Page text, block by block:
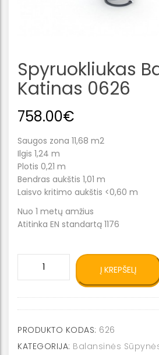
Spyruokliukas
Katinas 0626
758.00€
Saugos zona 11,68 m2
Ilgis 1,24 m
Plotis 0,21 m
Bendras aukštis 1,01 m
Laisvo kritimo aukštis <0,60 m
Nuo 1 metų amžius
Atitinka EN standartą 1176
balansinis
katinas
0626
Į KREPŠELĮ
PRODUKTO KODAS: 626
KATEGORIJA: Balansinės